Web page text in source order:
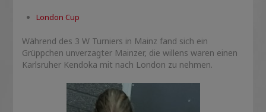
London Cup
Während des 3 W Turniers in Mainz fand sich ein
Grüppchen unverzagter Mainzer, die willens waren einen
Karlsruher Kendoka mit nach London zu nehmen.